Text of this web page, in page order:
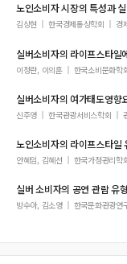
[編輯人의 글] 〈관광학
노인소비자시장의 특성과
김상현 한국경제통상학회 경
실버소비자의 라이프스타일
이정란, 이의훈 한국소비문화학
실버소비자의 여가태도영향
신주영 한국관광서비스학회
노인소비자의 라이프스타일
안혜임, 김혜선 한국가정관리학
실버소비자의 공연 관람 유
방수아, 김소영 한국문화관광연